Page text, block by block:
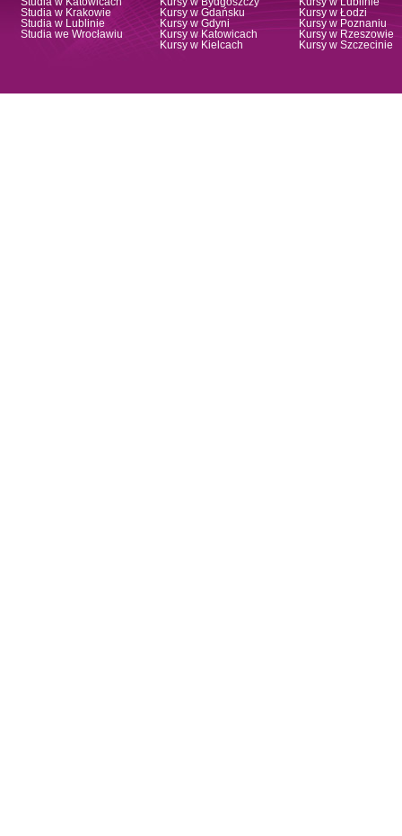
Studia w Krakowie
Studia w Lublinie
Studia we Wrocławiu
Kursy w Gdańsku
Kursy w Gdyni
Kursy w Katowicach
Kursy w Kielcach
Kursy w Łodzi
Kursy w Poznaniu
Kursy w Rzeszowie
Kursy w Szczecinie